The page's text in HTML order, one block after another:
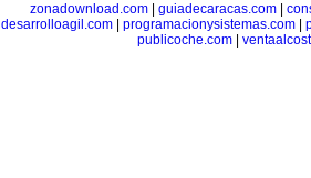
zonadownload.com
guiadecaracas.com
desarrolloagil.com
programacionysistemas.com
publicoche.com